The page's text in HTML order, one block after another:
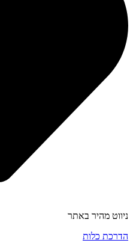
ניווט מהיר באתר
הדרכת כלות